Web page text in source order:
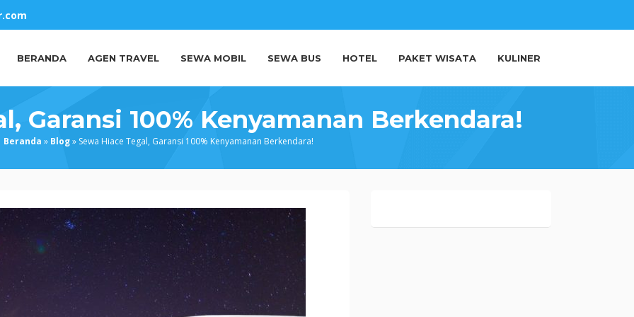
BERANDA AGEN TRAVEL SEWA MOBIL SEWA BUS HOTEL PAKET WISATA KULINER
Garansi 100% Kenyamanan Berkendara!
Beranda » Blog» Sewa Hiace Tegal, Garansi 100% Kenyamanan Berkendara!